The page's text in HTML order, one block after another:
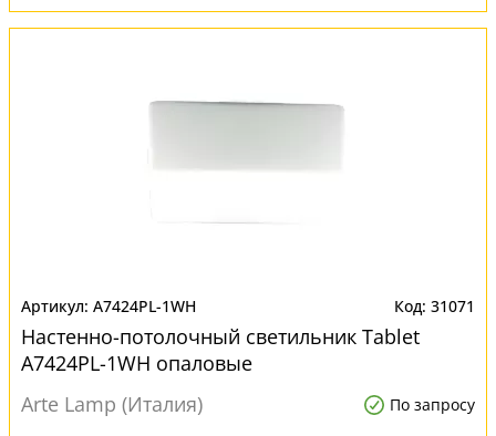
A7424PL-1WH 31071
Настенно-потолочный светильник Tablet
A7424PL-1WH опаловые
Arte Lamp (Италия)
По запросу